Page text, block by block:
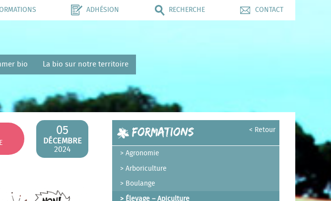
ADHÉSION RECHERCHE CONTACT
bio La bio sur notre territoire
05
DÉCEMBRE
2024
< Retour
Formations
Agronomie
Arboriculture
Boulange
Élevage – Apiculture